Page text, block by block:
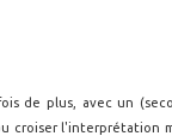
de plus, avec un
croiser l'interprétation